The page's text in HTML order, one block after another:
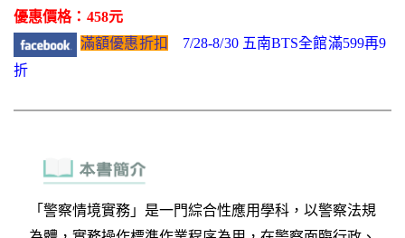
優惠價格：458元
滿額優惠折扣
7/28-8/30 五南BTS全館滿599再9
折